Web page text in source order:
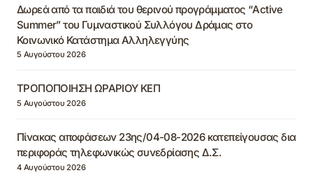
Δωρεά από τα παιδιά του θερινού προγράμματος “Active
Summer” του Γυμναστικού Συλλόγου Δράμας στο
Κοινωνικό Κατάστημα Αλληλεγγύης
5 Αυγούστου 2026
ΤΡΟΠΟΠΟΙΗΣΗ ΩΡΑΡΙΟΥ ΚΕΠ
5 Αυγούστου 2026
Πίνακας αποφάσεων 23ης/04-08-2026 κατεπείγουσας δια
περιφοράς τηλεφωνικώς συνεδρίασης Δ.Σ.
4 Αυγούστου 2026